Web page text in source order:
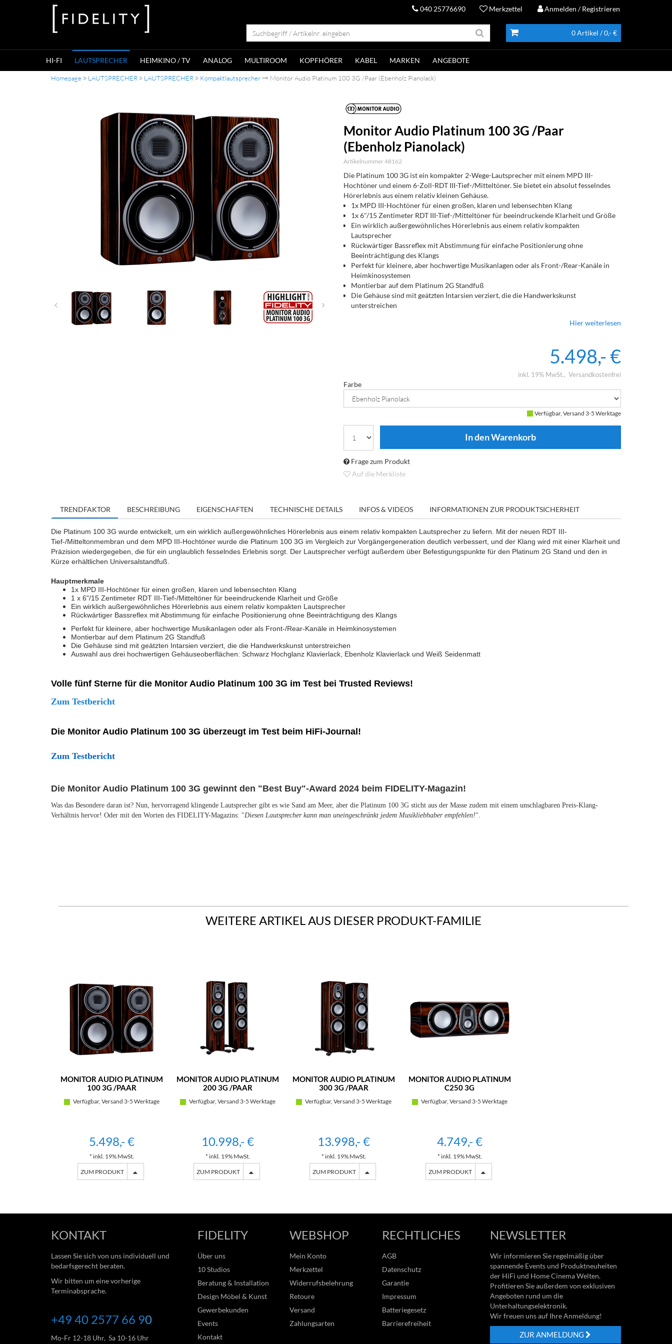
040 25776690 Merkzettel Anmelden / Registrieren
0 Artikel / 0,- €
HI-FI LAUTSPRECHER HEIMKINO / TV ANALOG MULTIROOM KOPFHÖRER KABEL MARKEN ANGEBOTE
Homepage LAUTSPRECHER LAUTSPRECHER Kompaktlautsprecher Monitor Audio Platinum 100 3G /Paar (Ebenholz Pianolack)
Monitor Audio Platinum 100 3G /Paar
(Ebenholz Pianolack)
Artikelnummer 48162
Die Platinum 100 3G ist ein kompakter 2-Wege-Lautsprecher mit einem MPD III-
Hochtöner und einem 6-Zoll-RDT III-Tief-/Mitteltöner. Sie bietet ein absolut fesselndes
Hörerlebnis aus einem relativ kleinen Gehäuse.
1x MPD III-Hochtöner für einen großen, klaren und lebensechten Klang
1x 6"/15 Zentimeter RDT III-Tief-/Mitteltöner für beeindruckende Klarheit und Größe
Ein wirklich außergewöhnliches Hörerlebnis aus einem relativ kompakten
Lautsprecher
Rückwärtiger Bassreflex mit Abstimmung für einfache Positionierung ohne
Beeinträchtigung des Klangs
Perfekt für kleinere, aber hochwertige Musikanlagen oder als Front-/Rear-Kanäle in
Heimkinosystemen
Montierbar auf dem Platinum 2G Standfuß
Die Gehäuse sind mit geätzten Intarsien verziert, die die Handwerkskunst
unterstreichen
Hier weiterlesen
5.498,- €
inkl. 19% MwSt. Versandkostenfrei
Farbe
Verfügbar, Versand 3-5 Werktage
Frage zum Produkt
Auf die Merkliste
TRENDFAKTOR BESCHREIBUNG EIGENSCHAFTEN TECHNISCHE DETAILS INFOS & VIDEOS INFORMATIONEN ZUR PRODUKTSICHERHEIT
Die Platinum 100 3G wurde entwickelt, um ein wirklich außergewöhnliches Hörerlebnis aus einem relativ kompakten Lautsprecher zu liefern. Mit der neuen RDT III-
Tief-/Mitteltonmembran und dem MPD III-Hochtöner wurde die Platinum 100 3G im Vergleich zur Vorgängergeneration deutlich verbessert, und der Klang wird mit einer Klarheit und
Präzision wiedergegeben, die für ein unglaublich fesselndes Erlebnis sorgt. Der Lautsprecher verfügt außerdem über Befestigungspunkte für den Platinum 2G Stand und den in
Kürze erhältlichen Universalstandfuß.
Hauptmerkmale
1x MPD III-Hochtöner für einen großen, klaren und lebensechten Klang
1 x 6"/15 Zentimeter RDT III-Tief-/Mitteltöner für beeindruckende Klarheit und Größe
Ein wirklich außergewöhnliches Hörerlebnis aus einem relativ kompakten Lautsprecher
Rückwärtiger Bassreflex mit Abstimmung für einfache Positionierung ohne Beeinträchtigung des Klangs
Perfekt für kleinere, aber hochwertige Musikanlagen oder als Front-/Rear-Kanäle in Heimkinosystemen
Montierbar auf dem Platinum 2G Standfuß
Die Gehäuse sind mit geätzten Intarsien verziert, die die Handwerkskunst unterstreichen
Auswahl aus drei hochwertigen Gehäuseoberflächen: Schwarz Hochglanz Klavierlack, Ebenholz Klavierlack und Weiß Seidenmatt
Volle fünf Sterne für die Monitor Audio Platinum 100 3G im Test bei Trusted Reviews!
Zum Testbericht
Die Monitor Audio Platinum 100 3G überzeugt im Test beim HiFi-Journal!
Zum Testbericht
Die Monitor Audio Platinum 100 3G gewinnt den "Best Buy"-Award 2024 beim FIDELITY-Magazin!
Was das Besondere daran ist? Nun, hervorragend klingende Lautsprecher gibt es wie Sand am Meer, aber die Platinum 100 3G sticht aus der Masse zudem mit einem unschlagbaren Preis-Klang-
Verhältnis hervor! Oder mit den Worten des FIDELITY-Magazins: "Diesen Lautsprecher kann man uneingeschränkt jedem Musikliebhaber empfehlen!".
WEITERE ARTIKEL AUS DIESER PRODUKT-FAMILIE
MONITOR AUDIO PLATINUM
100 3G /PAAR
Verfügbar, Versand 3-5 Werktage
5.498,- €
* inkl. 19% MwSt.
ZUM PRODUKT
MONITOR AUDIO PLATINUM
200 3G /PAAR
Verfügbar, Versand 3-5 Werktage
10.998,- €
* inkl. 19% MwSt.
ZUM PRODUKT
MONITOR AUDIO PLATINUM
300 3G /PAAR
Verfügbar, Versand 3-5 Werktage
13.998,- €
* inkl. 19% MwSt.
ZUM PRODUKT
MONITOR AUDIO PLATINUM
C250 3G
Verfügbar, Versand 3-5 Werktage
4.749,- €
* inkl. 19% MwSt.
ZUM PRODUKT
KONTAKT
Lassen Sie sich von uns individuell und
bedarfsgerecht beraten.
Wir bitten um eine vorherige
Terminabsprache.
+49 40 2577 66 90
Mo-Fr 12-18 Uhr, Sa 10-16 Uhr
FIDELITY
Über uns
10 Studios
Beratung & Installation
Design Möbel & Kunst
Gewerbekunden
Events
Kontakt
WEBSHOP
Mein Konto
Merkzettel
Widerrufsbelehrung
Retoure
Versand
Zahlungsarten
RECHTLICHES
AGB
Datenschutz
Garantie
Impressum
Batteriegesetz
Barrierefreiheit
NEWSLETTER
Wir informieren Sie regelmäßig über
spannende Events und Produktneuheiten
der HiFi und Home Cinema Welten.
Profitieren Sie außerdem von exklusiven
Angeboten rund um die
Unterhaltungselektronik.
Wir freuen uns auf Ihre Anmeldung!
ZUR ANMELDUNG